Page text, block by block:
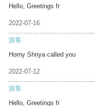
Hello, Greetings fr
2022-07-16
游客
Horny Shriya called you
2022-07-12
游客
Hello, Greetings fr